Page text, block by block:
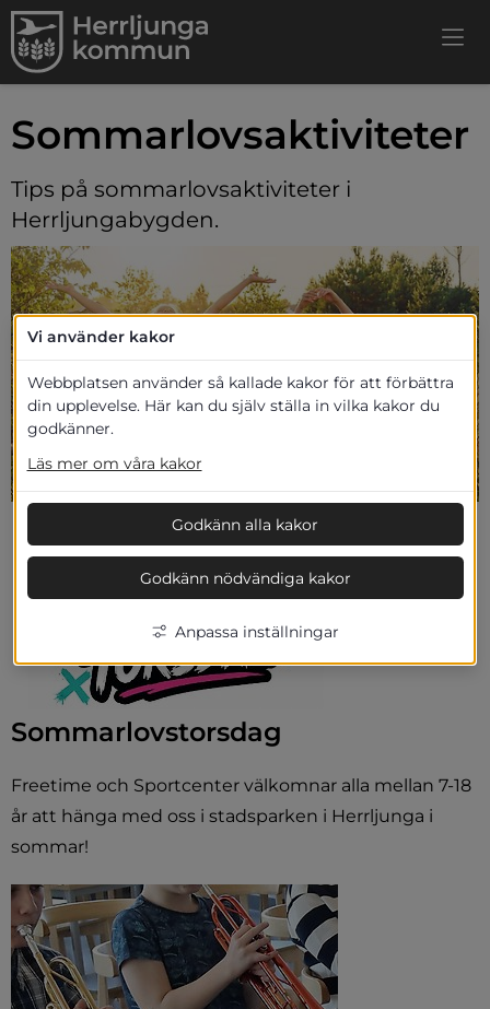
Sommarlovsaktiviteter
Tips på sommarlovsaktiviteter i
Herrljungabygden.
Sommarlovstorsdag
Freetime och Sportcenter välkomnar alla mellan 7-18
år att hänga med oss i stadsparken i Herrljunga i
sommar!
Vi använder kakor
Webbplatsen använder så kallade kakor för att förbättra
din upplevelse. Här kan du själv ställa in vilka kakor du
godkänner.
Läs mer om våra kakor
Godkänn alla kakor
Godkänn nödvändiga kakor
Anpassa inställningar